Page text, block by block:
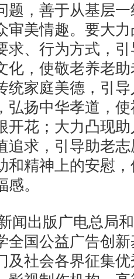
题，善于从基层
审美情趣。要大
求、行为方式，
化，使敬老养老
统家庭美德，引
弘扬中华孝道，
开花；大力凸现
追求，引导助老
和精神上的安慰
。
闻出版广电总局
全国公益广告创
及社会各界征集